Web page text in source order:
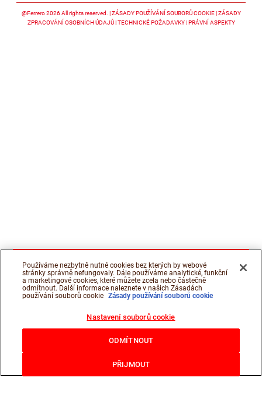
@Ferrero 2026 All rights reserved. ZÁSADY POUŽÍVÁNÍ SOUBORŮ COOKIE ZÁSADY
ZPRACOVÁNÍ OSOBNÍCH ÚDAJŮ TECHNICKÉ POŽADAVKY PRÁVNÍ ASPEKTY
Používáme nezbytně nutné cookies bez kterých by webové
stránky správně nefungovaly. Dále používáme analytické, funkční
a marketingové cookies, které můžete zcela nebo částečně
odmítnout. Další informace naleznete v našich Zásadách
používání souborů cookie Zásady používání souborů cookie
Nastavení souborů cookie
ODMÍTNOUT
PŘIJMOUT